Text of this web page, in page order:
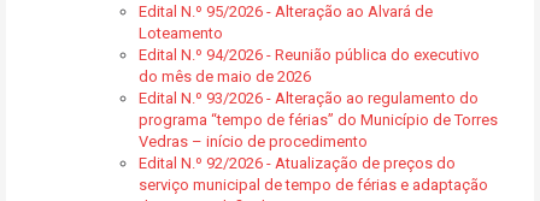
Edital N.º 95/2026 - Alteração ao Alvará de
Loteamento
Edital N.º 94/2026 - Reunião pública do executivo
do mês de maio de 2026
Edital N.º 93/2026 - Alteração ao regulamento do
programa “tempo de férias” do Município de Torres
Vedras – início de procedimento
Edital N.º 92/2026 - Atualização de preços do
serviço municipal de tempo de férias e adaptação